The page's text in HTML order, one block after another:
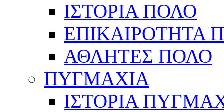
ΙΣΤΟΡΙΑ ΠΟΛΟ
ΕΠΙΚΑΙΡΟΤΗΤΑ
ΑΘΛΗΤΕΣ ΠΟΛΟ
ΠΥΓΜΑΧΙΑ
ΙΣΤΟΡΙΑ